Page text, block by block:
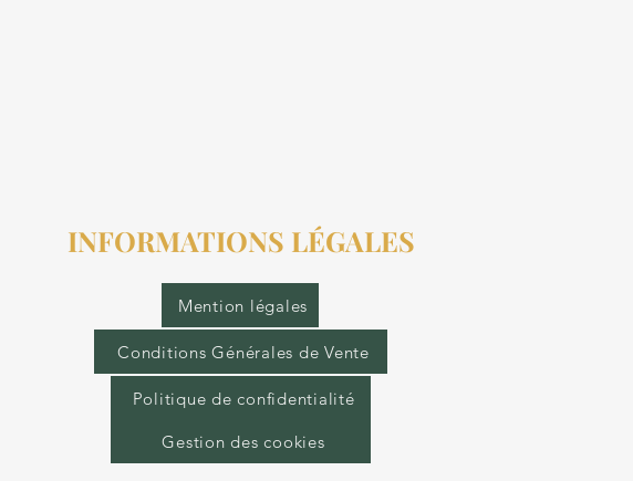
INFORMATIONS LÉGALES
Mention légales
Conditions Générales de Vente
Politique de confidentialité
Gestion des cookies